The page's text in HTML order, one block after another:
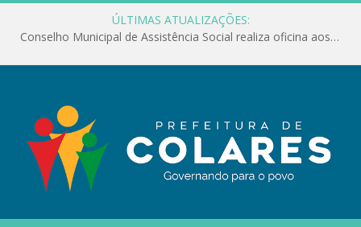
ÚLTIMAS ATUALIZAÇÕES:
Conselho Municipal de Assistência Social realiza oficina aos servidores